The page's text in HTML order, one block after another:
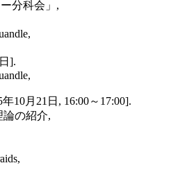
ー分科会」,
].
10月21日, 16:00～17:00].
論の紹介,